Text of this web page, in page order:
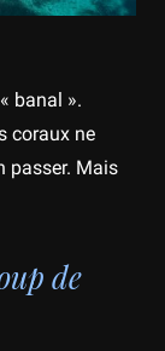
banal ».
coraux ne
passer. Mais
de